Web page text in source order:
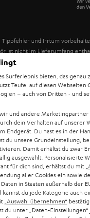
und Irrtum
ist nicht im Lieferumfang
sind im Preis
GmbH - All rights reserved.
Surferlebnis bieten, das genau
Teufel auf diesen Webseiten
– auch von Dritten - und
und andere
dein Verhalten auf unserer
Endgerät. Du hast es in der
du unsere Grundeinstellung,
Damit erhältst du zwar
ausgewählt. Personalisierte
für dich sind, erhältst du mit
aller Cookies ein sowie
in Staaten außerhalb der
du jede Kategorie auch
„Auswahl übernehmen“
du unter „Daten-